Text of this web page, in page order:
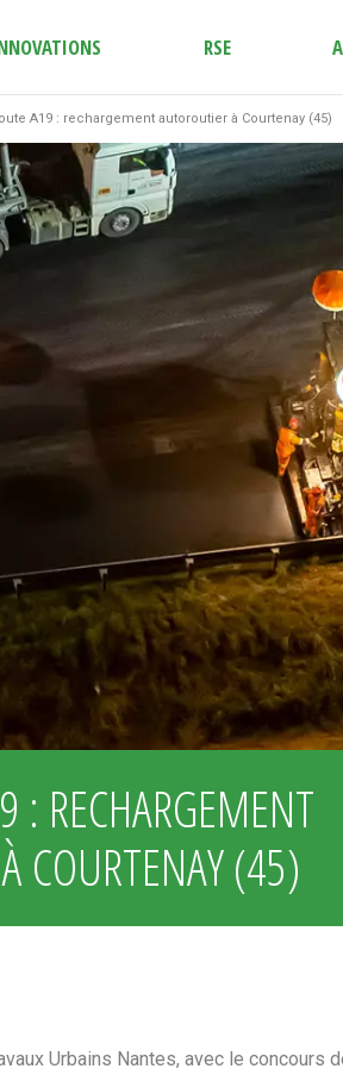
RSE
A19 : rechargement autoroutier à Courtenay (45)
: RECHARGEMENT
COURTENAY (45)
Urbains Nantes, avec le concours